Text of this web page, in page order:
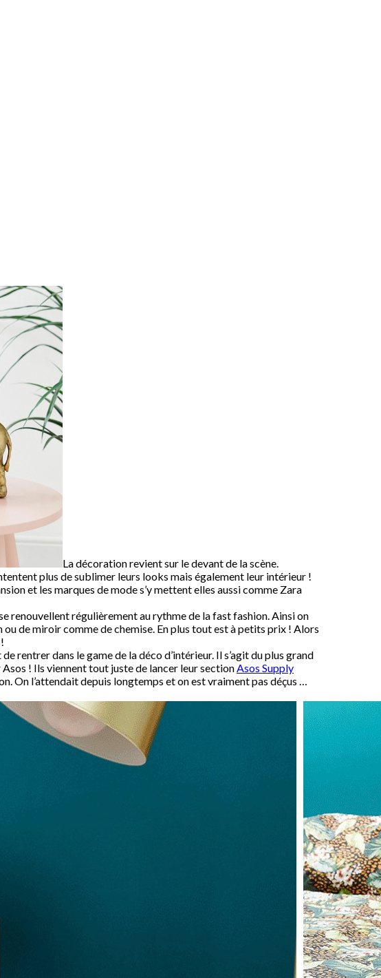
La décoration revient sur le devant de la scène.
plus de sublimer leurs looks mais également leur intérieur !
et les marques de mode s’y mettent elles aussi comme Zara
se renouvellent régulièrement au rythme de la fast fashion. Ainsi on
ou de miroir comme de chemise. En plus tout est à petits prix ! Alors
rentrer dans le game de la déco d’intérieur. Il s’agit du plus grand
! Ils viennent tout juste de lancer leur sectionAsos Supply
On l’attendait depuis longtemps et on est vraiment pas déçus …